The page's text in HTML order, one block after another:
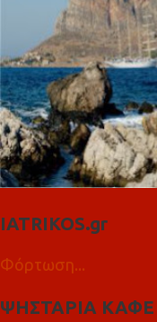
IATRIKOS.gr
Φόρτωση...
ΨΗΣΤΑΡΙΑ